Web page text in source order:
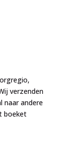
verzenden
naar andere
boeket